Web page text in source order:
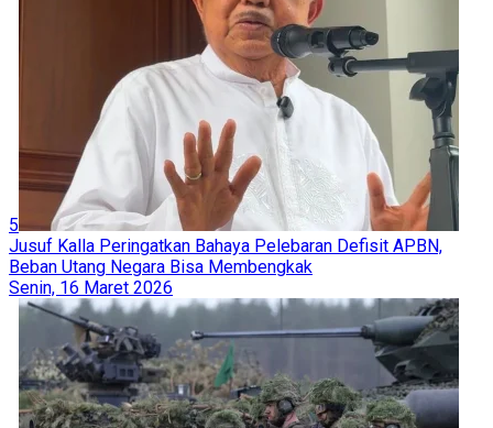
5
Jusuf Kalla Peringatkan Bahaya Pelebaran Defisit APBN,
Beban Utang Negara Bisa Membengkak
Senin, 16 Maret 2026